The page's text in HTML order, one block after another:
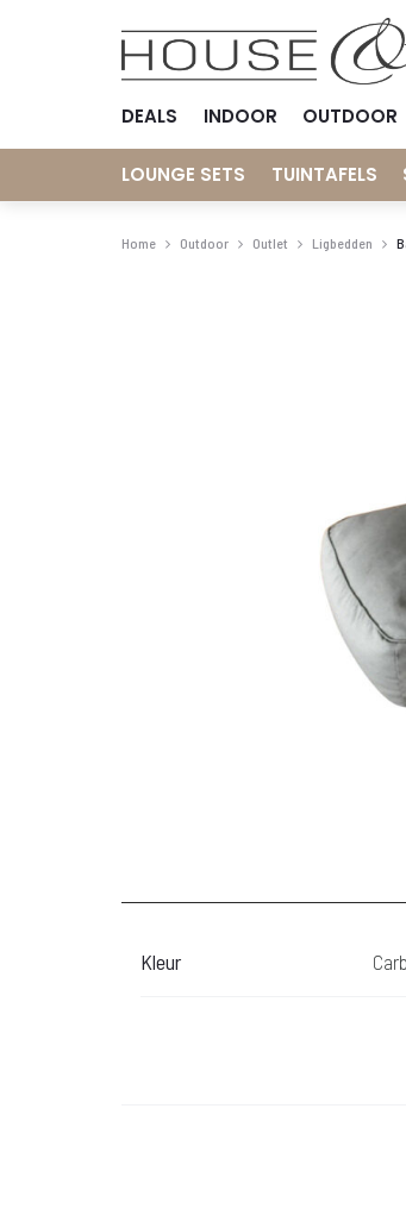
DEALS INDOOR OUTDOOR
LOUNGE SETS TUINTAFELS
Home Outdoor Outlet Ligbedden
Kleur